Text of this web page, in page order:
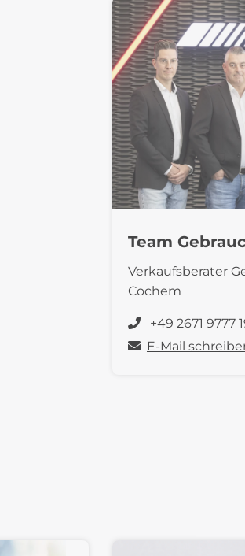
Team
Verkaufsberater
Cochem
+49 2671 9777
E-Mail